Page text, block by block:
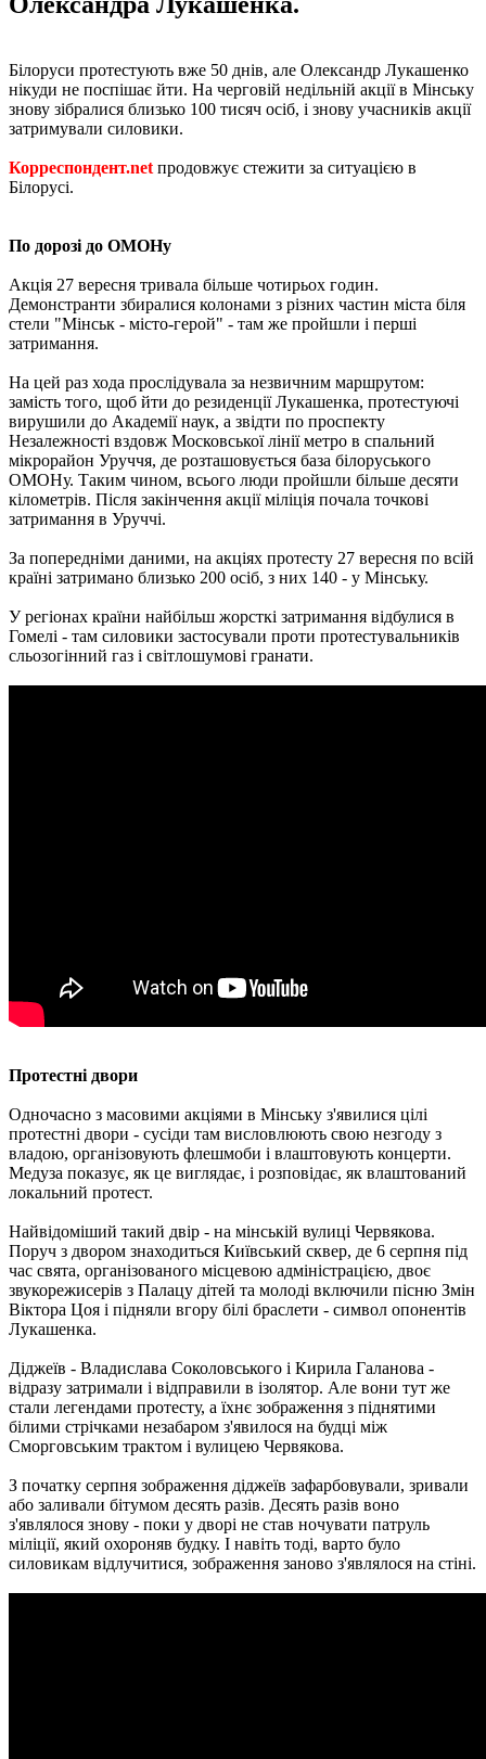
Білоруси протестують вже 50 днів, але Олександр Лукашенко
нікуди не поспішає йти. На черговій недільній акції в Мінську
знову зібралися близько 100 тисяч осіб, і знову учасників акції
затримували силовики.
Корреспондент.net продовжує стежити за ситуацією в
Білорусі.
По дорозі до ОМОНу
Акція 27 вересня тривала більше чотирьох годин.
Демонстранти збиралися колонами з різних частин міста біля
стели "Мінськ - місто-герой" - там же пройшли і перші
затримання.
На цей раз хода прослідувала за незвичним маршрутом:
замість того, щоб йти до резиденції Лукашенка, протестуючі
вирушили до Академії наук, а звідти по проспекту
Незалежності вздовж Московської лінії метро в спальний
мікрорайон Уруччя, де розташовується база білоруського
ОМОНу. Таким чином, всього люди пройшли більше десяти
кілометрів. Після закінчення акції міліція почала точкові
затримання в Уруччі.
За попередніми даними, на акціях протесту 27 вересня по всій
країні затримано близько 200 осіб, з них 140 - у Мінську.
У регіонах країни найбільш жорсткі затримання відбулися в
Гомелі - там силовики застосували проти протестувальників
сльозогінний газ і світлошумові гранати.
Протестні двори
Одночасно з масовими акціями в Мінську з'явилися цілі
протестні двори - сусіди там висловлюють свою незгоду з
владою, організовують флешмоби і влаштовують концерти.
Медуза показує, як це виглядає, і розповідає, як влаштований
локальний протест.
Найвідоміший такий двір - на мінській вулиці Червякова.
Поруч з двором знаходиться Київський сквер, де 6 серпня під
час свята, організованого місцевою адміністрацією, двоє
звукорежисерів з Палацу дітей та молоді включили пісню Змін
Віктора Цоя і підняли вгору білі браслети - символ опонентів
Лукашенка.
Діджеїв - Владислава Соколовського і Кирила Галанова -
відразу затримали і відправили в ізолятор. Але вони тут же
стали легендами протесту, а їхнє зображення з піднятими
білими стрічками незабаром з'явилося на будці між
Сморговським трактом і вулицею Червякова.
З початку серпня зображення діджеїв зафарбовували, зривали
або заливали бітумом десять разів. Десять разів воно
з'являлося знову - поки у дворі не став ночувати патруль
міліції, який охороняв будку. І навіть тоді, варто було
силовикам відлучитися, зображення заново з'являлося на стіні.